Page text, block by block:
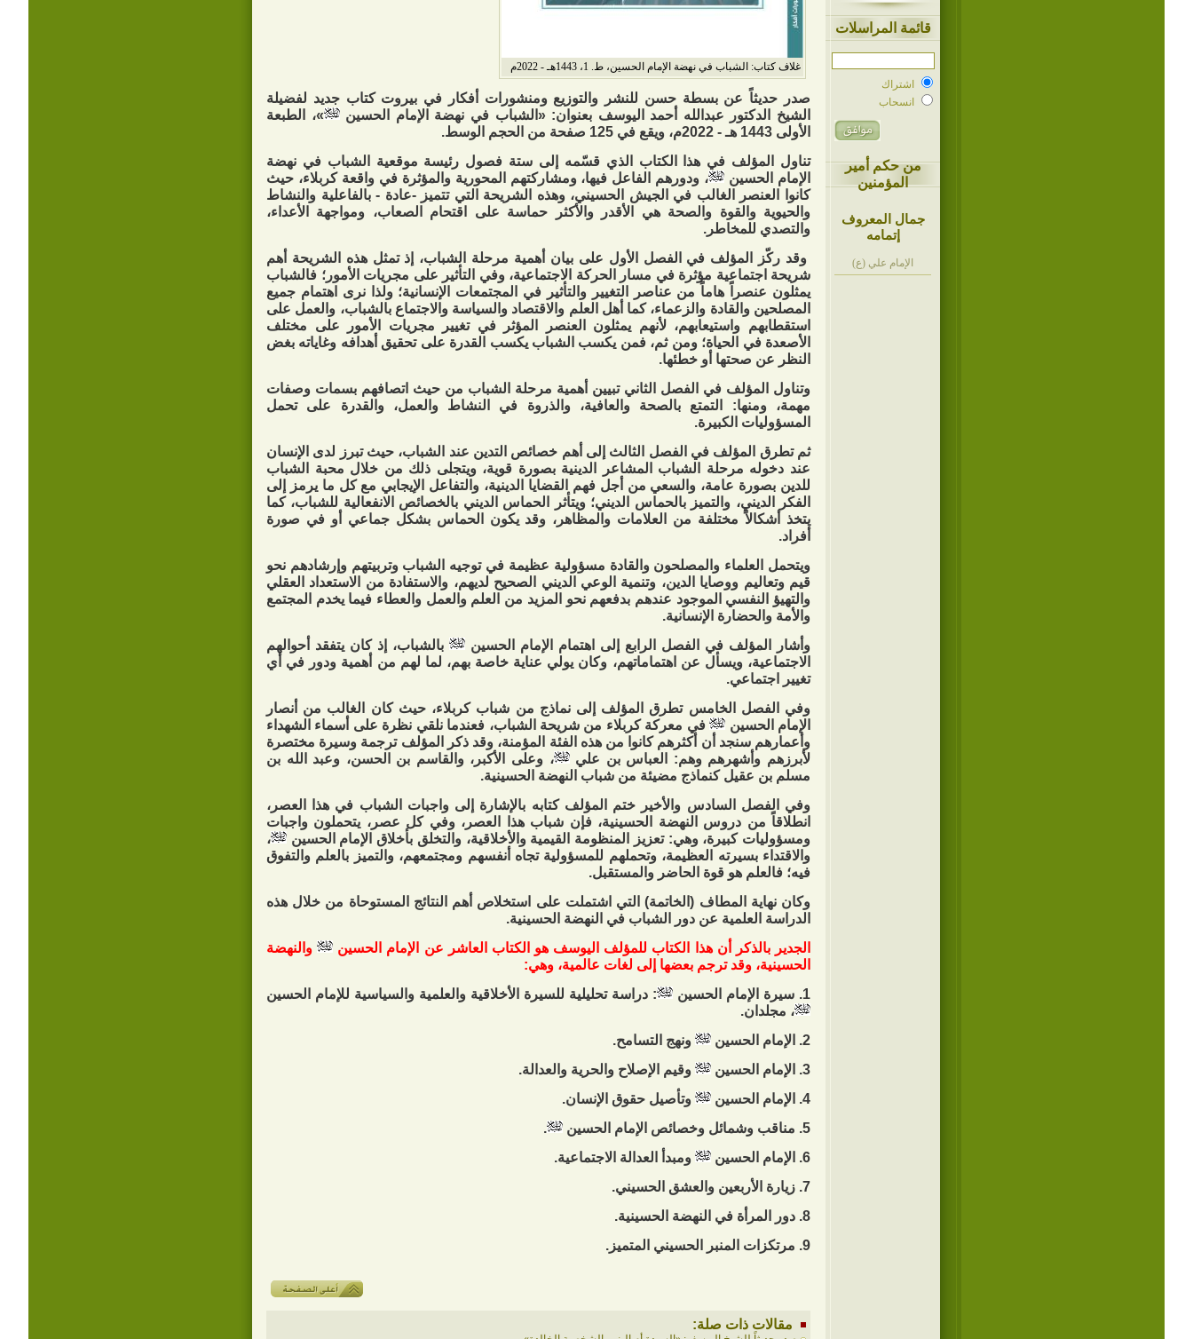
قائمة المراسلات
اشتراك
انسحاب
من حكم أمير
المؤمنين
جمال المعروف
إتمامه
الإمام علي (ع)
غلاف كتاب: الشباب في نهضة الإمام الحسين، ط. 1، 1443هـ - 2022م
صدر حديثاً عن بسطة حسن للنشر والتوزيع ومنشورات أفكار في بيروت كتاب جديد لفضيلة
الشيخ الدكتور عبدالله أحمد اليوسف بعنوان: «الشباب في نهضة الإمام الحسين
»، الطبعة
الأولى 1443 هـ - 2022م، ويقع في 125 صفحة من الحجم الوسط.
تناول المؤلف في هذا الكتاب الذي قسّمه إلى ستة فصول رئيسة موقعية الشباب في نهضة
الإمام الحسين
، ودورهم الفاعل فيها، ومشاركتهم المحورية والمؤثرة في واقعة كربلاء، حيث
كانوا العنصر الغالب في الجيش الحسيني، وهذه الشريحة التي تتميز -عادة - بالفاعلية والنشاط
والحيوية والقوة والصحة هي الأقدر والأكثر حماسة على اقتحام الصعاب، ومواجهة الأعداء،
والتصدي للمخاطر.
وقد ركّز المؤلف في الفصل الأول على بيان أهمية مرحلة الشباب، إذ تمثل هذه الشريحة أهم
شريحة اجتماعية مؤثرة في مسار الحركة الاجتماعية، وفي التأثير على مجريات الأمور؛ فالشباب
يمثلون عنصراً هاماً من عناصر التغيير والتأثير في المجتمعات الإنسانية؛ ولذا نرى اهتمام جميع
المصلحين والقادة والزعماء، كما أهل العلم والاقتصاد والسياسة والاجتماع بالشباب، والعمل على
استقطابهم واستيعابهم، لأنهم يمثلون العنصر المؤثر في تغيير مجريات الأمور على مختلف
الأصعدة في الحياة؛ ومن ثم، فمن يكسب الشباب يكسب القدرة على تحقيق أهدافه وغاياته بغض
النظر عن صحتها أو خطئها.
وتناول المؤلف في الفصل الثاني تبيين أهمية مرحلة الشباب من حيث اتصافهم بسمات وصفات
مهمة، ومنها: التمتع بالصحة والعافية، والذروة في النشاط والعمل، والقدرة على تحمل
المسؤوليات الكبيرة.
ثم تطرق المؤلف في الفصل الثالث إلى أهم خصائص التدين عند الشباب، حيث تبرز لدى الإنسان
عند دخوله مرحلة الشباب المشاعر الدينية بصورة قوية، ويتجلى ذلك من خلال محبة الشباب
للدين بصورة عامة، والسعي من أجل فهم القضايا الدينية، والتفاعل الإيجابي مع كل ما يرمز إلى
الفكر الديني، والتميز بالحماس الديني؛ ويتأثر الحماس الديني بالخصائص الانفعالية للشباب، كما
يتخذ أشكالاً مختلفة من العلامات والمظاهر، وقد يكون الحماس بشكل جماعي أو في صورة
أفراد.
ويتحمل العلماء والمصلحون والقادة مسؤولية عظيمة في توجيه الشباب وتربيتهم وإرشادهم نحو
قيم وتعاليم ووصايا الدين، وتنمية الوعي الديني الصحيح لديهم، والاستفادة من الاستعداد العقلي
والتهيؤ النفسي الموجود عندهم بدفعهم نحو المزيد من العلم والعمل والعطاء فيما يخدم المجتمع
والأمة والحضارة الإنسانية.
وأشار المؤلف في الفصل الرابع إلى اهتمام الإمام الحسين
بالشباب، إذ كان يتفقد أحوالهم
الاجتماعية، ويسأل عن اهتماماتهم، وكان يولي عناية خاصة بهم، لما لهم من أهمية ودور في أي
تغيير اجتماعي.
وفي الفصل الخامس تطرق المؤلف إلى نماذج من شباب كربلاء، حيث كان الغالب من أنصار
الإمام الحسين
في معركة كربلاء من شريحة الشباب، فعندما نلقي نظرة على أسماء الشهداء
وأعمارهم سنجد أن أكثرهم كانوا من هذه الفئة المؤمنة، وقد ذكر المؤلف ترجمة وسيرة مختصرة
لأبرزهم وأشهرهم وهم: العباس بن علي
، وعلى الأكبر، والقاسم بن الحسن، وعبد الله بن
مسلم بن عقيل كنماذج مضيئة من شباب النهضة الحسينية.
وفي الفصل السادس والأخير ختم المؤلف كتابه بالإشارة إلى واجبات الشباب في هذا العصر،
انطلاقاً من دروس النهضة الحسينية، فإن شباب هذا العصر، وفي كل عصر، يتحملون واجبات
ومسؤوليات كبيرة، وهي: تعزيز المنظومة القيمية والأخلاقية، والتخلق بأخلاق الإمام الحسين
،
والاقتداء بسيرته العظيمة، وتحملهم للمسؤولية تجاه أنفسهم ومجتمعهم، والتميز بالعلم والتفوق
فيه؛ فالعلم هو قوة الحاضر والمستقبل.
وكان نهاية المطاف (الخاتمة) التي اشتملت على استخلاص أهم النتائج المستوحاة من خلال هذه
الدراسة العلمية عن دور الشباب في النهضة الحسينية.
الجدير بالذكر أن هذا الكتاب للمؤلف اليوسف هو الكتاب العاشر عن الإمام الحسين
والنهضة
الحسينية، وقد ترجم بعضها إلى لغات عالمية، وهي:
1. سيرة الإمام الحسين
: دراسة تحليلية للسيرة الأخلاقية والعلمية والسياسية للإمام الحسين
، مجلدان.
2. الإمام الحسين
ونهج التسامح.
3. الإمام الحسين
وقيم الإصلاح والحرية والعدالة.
4. الإمام الحسين
وتأصيل حقوق الإنسان.
5. مناقب وشمائل وخصائص الإمام الحسين
.
6. الإمام الحسين
ومبدأ العدالة الاجتماعية.
7. زيارة الأربعين والعشق الحسيني.
8. دور المرأة في النهضة الحسينية.
9. مرتكزات المنبر الحسيني المتميز.
مقالات ذات صلة: